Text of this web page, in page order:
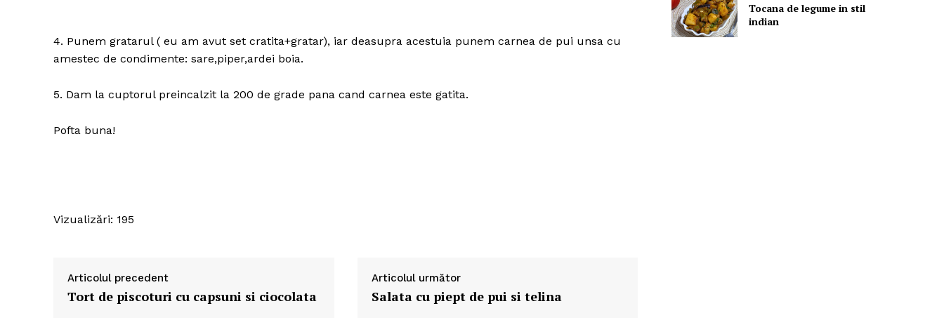
4. Punem gratarul ( eu am avut set cratita+gratar), iar deasupra acestuia punem carnea de pui unsa cu
amestec de condimente: sare,piper,ardei boia.
5. Dam la cuptorul preincalzit la 200 de grade pana cand carnea este gatita.
Pofta buna!
Vizualizări: 195
Articolul precedent
Tort de piscoturi cu capsuni si ciocolata
Articolul următor
Salata cu piept de pui si telina
Tocana de legume in stil
indian